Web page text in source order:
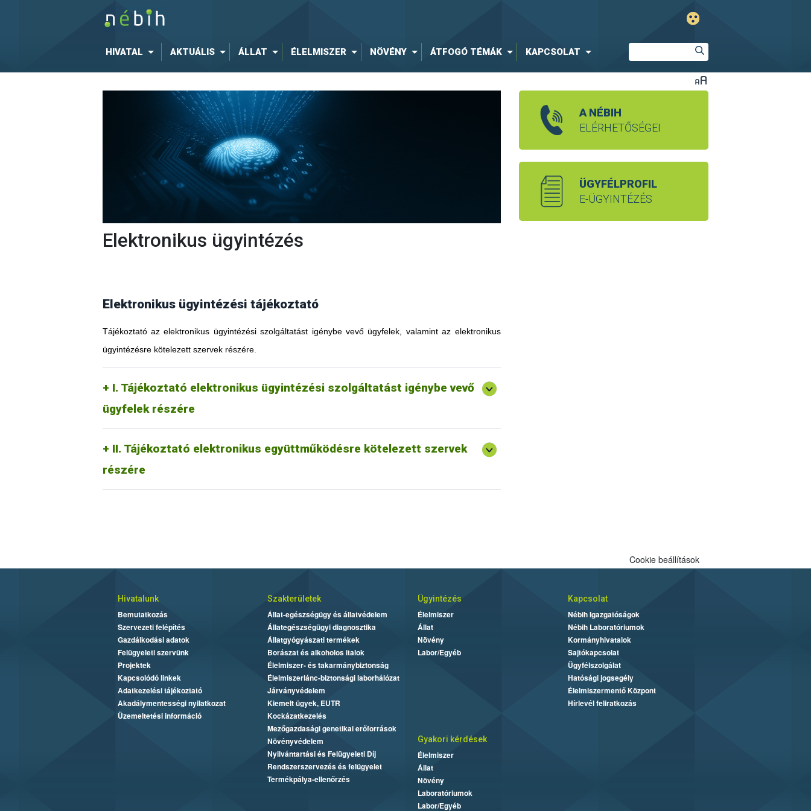
HIVATAL AKTUÁLIS ÁLLAT ÉLELMISZER NÖVÉNY ÁTFOGÓ TÉMÁK KAPCSOLAT
Elektronikus ügyintézés
Elektronikus ügyintézési tájékoztató
Tájékoztató az elektronikus ügyintézési szolgáltatást igénybe vevő ügyfelek, valamint az elektronikus
ügyintézésre kötelezett szervek részére.
I. Tájékoztató elektronikus ügyintézési szolgáltatást igénybe vevő
ügyfelek részére
II. Tájékoztató elektronikus együttműködésre kötelezett szervek
részére
A NÉBIH
ELÉRHETŐSÉGEI
ÜGYFÉLPROFIL
E-ÜGYINTÉZÉS
Cookie beállítások
Hivatalunk
Bemutatkozás
Szervezeti felépítés
Gazdálkodási adatok
Felügyeleti szervünk
Projektek
Kapcsolódó linkek
Adatkezelési tájékoztató
Akadálymentességi nyilatkozat
Üzemeltetési információ
Szakterületek
Állat-egészségügy és állatvédelem
Állategészségügyi diagnosztika
Állatgyógyászati termékek
Borászat és alkoholos italok
Élelmiszer- és takarmánybiztonság
Élelmiszerlánc-biztonsági laborhálózat
Járványvédelem
Kiemelt ügyek, EUTR
Kockázatkezelés
Mezőgazdasági genetikai erőforrások
Növényvédelem
Nyilvántartási és Felügyeleti Díj
Rendszerszervezés és felügyelet
Termékpálya-ellenőrzés
Ügyintézés
Élelmiszer
Állat
Növény
Labor/Egyéb
Kapcsolat
Nébih Igazgatóságok
Nébih Laboratóriumok
Kormányhivatalok
Sajtókapcsolat
Ügyfélszolgálat
Hatósági jogsegély
Élelmiszermentő Központ
Hírlevél feliratkozás
Gyakori kérdések
Élelmiszer
Állat
Növény
Laboratóriumok
Labor/Egyéb